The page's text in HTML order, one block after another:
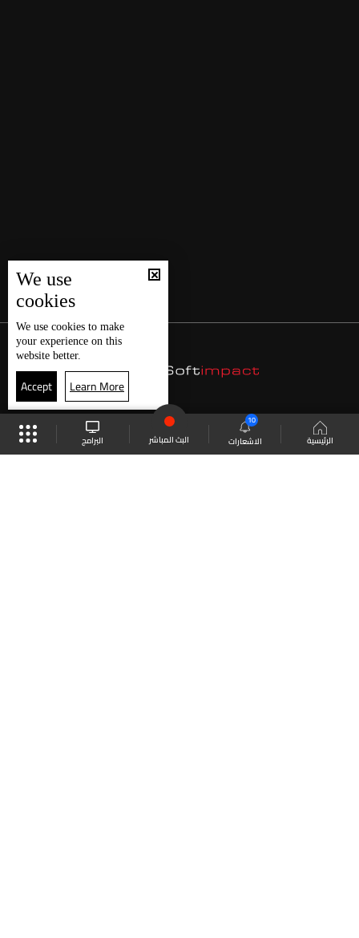
الرئيسية الاشعارات
10
البث المباشر البرامج
We use
cookies
We use cookies to make
your experience on this
website better.
Accept Learn More
موقع البرامج الجدول البث المباشر